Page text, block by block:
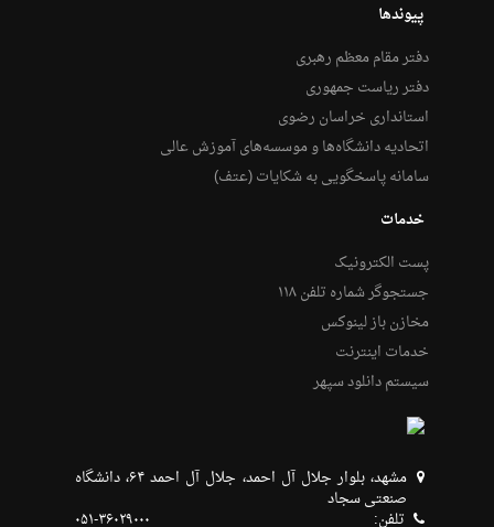
پیوندها
دفتر مقام معظم رهبری
دفتر ریاست جمهوری
استانداری خراسان رضوی
اتحادیه دانشگاه‌ها و موسسه‌های آموزش عالی
سامانه پاسخگویی به شکایات (عتف)
خدمات
پست الکترونیک
جستجوگر شماره تلفن ۱۱۸
مخازن باز لینوکس
خدمات اینترنت
سیستم دانلود سپهر
مشهد، بلوار جلال آل احمد، جلال آل احمد ۶۴، دانشگاه
صنعتی سجاد
تلفن: ۰۵۱-۳۶۰۲۹۰۰۰